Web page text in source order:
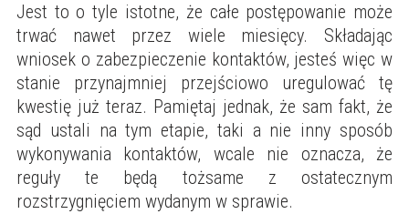
Jest to o tyle istotne, że całe postępowanie może
trwać nawet przez wiele miesięcy. Składając
wniosek o zabezpieczenie kontaktów, jesteś więc w
stanie przynajmniej przejściowo uregulować tę
kwestię już teraz. Pamiętaj jednak, że sam fakt, że
sąd ustali na tym etapie, taki a nie inny sposób
wykonywania kontaktów, wcale nie oznacza, że
reguły te będą tożsame z ostatecznym
rozstrzygnięciem wydanym w sprawie.